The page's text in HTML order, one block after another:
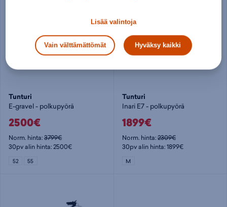
Tunturi
E-gravel - polkupyörä
2500€
Norm. hinta:3799€
30pv alin hinta: 2500€
52 55
Tunturi
Inari E7 - polkupyörä
1899€
Norm. hinta:2309€
30pv alin hinta: 1899€
M
Lisää valintoja
Vain välttämättömät Hyväksy kaikki